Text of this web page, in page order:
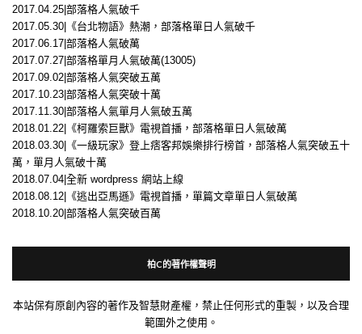
2017.04.25|部落格人氣破千
2017.05.30|《台北物語》熱潮，部落格單日人氣破千
2017.06.17|部落格人氣破萬
2017.07.27|部落格單月人氣破萬(13005)
2017.09.02|部落格人氣突破五萬
2017.10.23|部落格人氣突破十萬
2017.11.30|部落格人氣單月人氣破五萬
2018.01.22|《柯羅索巨獸》電視首播，部落格單日人氣破萬
2018.03.30|《一級玩家》登上痞客邦娛樂排行榜首，部落格人氣突破五十
萬，單月人氣破十萬
2018.07.04|全新 wordpress 網站上線
2018.08.12|《逃出亞馬遜》電視首播，單篇文章單日人氣破萬
2018.10.20|部落格人氣突破百萬
柏C的著作權聲明
本站保有原創內容的著作及智慧財產權，禁止任何形式的重製，以及合理
範圍外之使用。